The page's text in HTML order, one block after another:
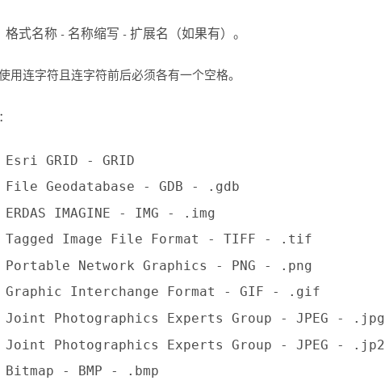
格式名称 - 名称缩写 - 扩展名（如果有）。
用连字符且连字符前后必须各有一个空格。
Esri GRID - GRID
File Geodatabase - GDB - .gdb
ERDAS IMAGINE - IMG - .img
Tagged Image File Format - TIFF - .tif
Portable Network Graphics - PNG - .png
Graphic Interchange Format - GIF - .gif
Joint Photographics Experts Group - JPEG - .jpg
Joint Photographics Experts Group - JPEG - .jp2
Bitmap - BMP - .bmp